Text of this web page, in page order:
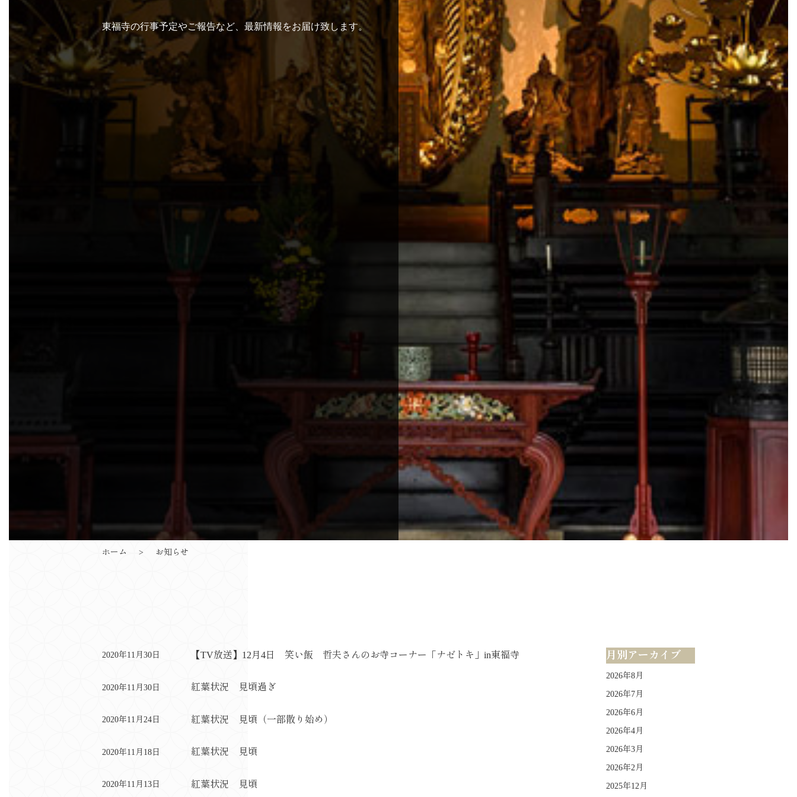
東福寺の行事予定やご報告など、最新情報をお届け致します。
ホーム お知らせ
2020年11月30日 【TV放送】12月4日 笑い飯 哲夫さんのお寺コーナー「ナゼトキ」in東福寺
2020年11月30日 紅葉状況 見頃過ぎ
2020年11月24日 紅葉状況 見頃（一部散り始め）
2020年11月18日 紅葉状況 見頃
2020年11月13日 紅葉状況 見頃
月別アーカイブ
2026年8月
2026年7月
2026年6月
2026年4月
2026年3月
2026年2月
2025年12月